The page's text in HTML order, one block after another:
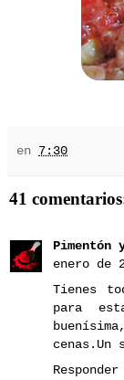
en 7:30
41
Pimentón
enero de
Tienes
para
cenas.Un
Responder